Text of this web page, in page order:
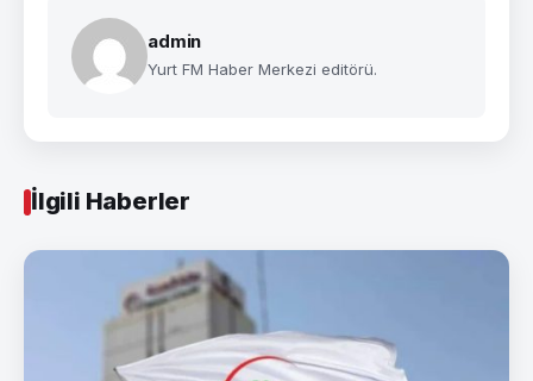
admin
Yurt FM Haber Merkezi editörü.
İlgili Haberler